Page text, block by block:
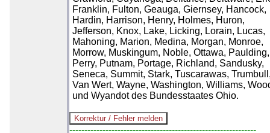
Franklin, Fulton, Geauga, Giernsey, Hancock,
Hardin, Harrison, Henry, Holmes, Huron,
Jefferson, Knox, Lake, Licking, Lorain, Lucas,
Mahoning, Marion, Medina, Morgan, Monroe,
Morrow, Muskingum, Noble, Ottawa, Paulding,
Perry, Putnam, Portage, Richland, Sandusky,
Seneca, Summit, Stark, Tuscarawas,
Van Wert, Wayne, Washington, Williams,
und Wyandot des Bundesstaates Ohio.
--------------------------------------------------------------